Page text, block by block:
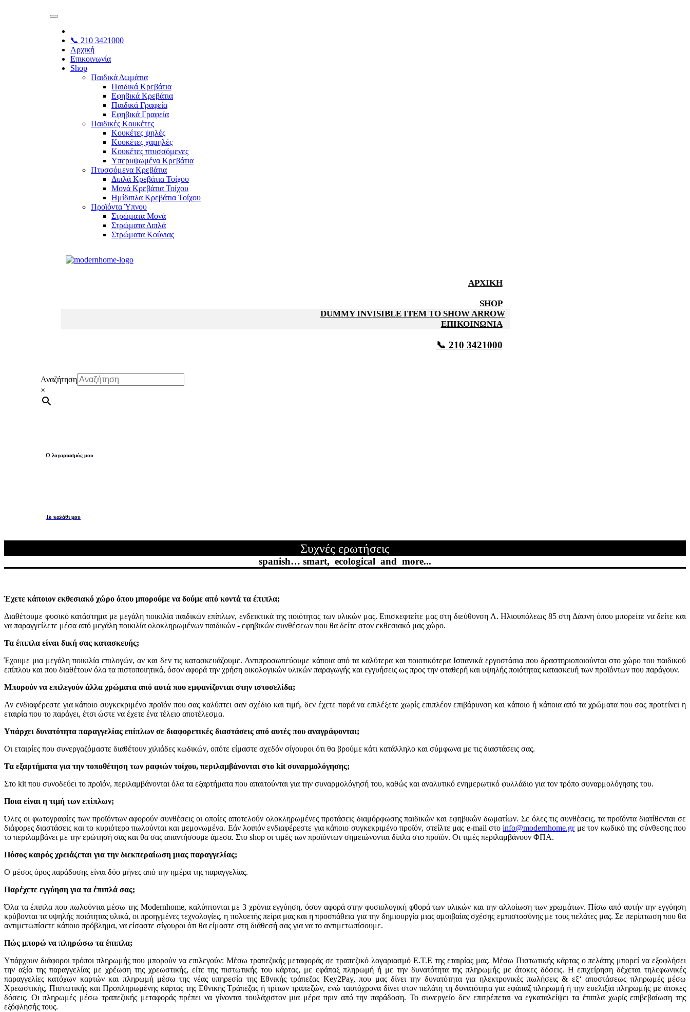
📞 210 3421000
Αρχική
Επικοινωνία
Shop
Παιδικά Δωμάτια
Παιδικά Κρεβάτια
Εφηβικά Κρεβάτια
Παιδικά Γραφεία
Εφηβικά Γραφεία
Παιδικές Κουκέτες
Κουκέτες ψηλές
Κουκέτες χαμηλές
Κουκέτες πτυσσόμενες
Υπερυψωμένα Κρεβάτια
Πτυσσόμενα Κρεβάτια
Διπλά Κρεβάτια Τοίχου
Μονά Κρεβάτια Τοίχου
Ημίδιπλα Κρεβάτια Τοίχου
Προϊόντα Ύπνου
Στρώματα Μονά
Στρώματα Διπλά
Στρώματα Κούνιας
ΑΡΧΙΚΉ
SHOP
DUMMY INVISIBLE ITEM TO SHOW ARROW
ΕΠΙΚΟΙΝΩΝΊΑ
📞 210 3421000
Αναζήτηση
×
Ο λογαριασμός μου
Το καλάθι μου
Συχνές ερωτήσεις
spanish… smart, ecological and more...
Έχετε κάποιον εκθεσιακό χώρο όπου μπορούμε να δούμε από κοντά τα έπιπλα;
Διαθέτουμε φυσικό κατάστημα με μεγάλη ποικιλία παιδικών επίπλων, ενδεικτικά της ποιότητας των υλικών μας. Επισκεφτείτε μας στη διεύθυνση Λ. Ηλιουπόλεως 85 στη Δάφνη όπου μπορείτε ναδείτε και
να παραγγείλετε μέσα από μεγάλη ποικιλία ολοκληρωμένων παιδικών - εφηβικών συνθέσεων που θα δείτε στον εκθεσιακό μας χώρο.
Τα έπιπλα είναι δική σας κατασκευής;
Έχουμε μια μεγάλη ποικιλία επιλογών, αν και δεν τις κατασκευάζουμε. Αντιπροσωπεύουμε κάποια από τα καλύτερα και ποιοτικότερα Ισπανικά εργοστάσια που δραστηριοποιούνται στο χώρο του παιδικού
επίπλου και που διαθέτουν όλα τα πιστοποιητικά, όσον αφορά την χρήση οικολογικών υλικών παραγωγής και εγγυήσεις ως προς την σταθερή και υψηλής ποιότητας κατασκευή των προϊόντων που παράγουν.
Μπορούν να επιλεγούν άλλα χρώματα από αυτά που εμφανίζονται στην ιστοσελίδα;
Αν ενδιαφέρεστε για κάποιο συγκεκριμένο προϊόν που σας καλύπτει σαν σχέδιο και τιμή, δεν έχετε παρά να επιλέξετε χωρίς επιπλέον επιβάρυνση και κάποιο ή κάποια από τα χρώματα που σας προτείνει η
εταιρία που το παράγει, έτσι ώστε να έχετε ένα τέλειο αποτέλεσμα.
Υπάρχει δυνατότητα παραγγελίας επίπλων σε διαφορετικές διαστάσεις από αυτές που αναγράφονται;
Οι εταιρίες που συνεργαζόμαστε διαθέτουν χιλιάδες κωδικών, οπότε είμαστε σχεδόν σίγουροι ότι θα βρούμε κάτι κατάλληλο και σύμφωνα με τις διαστάσεις σας.
Τα εξαρτήματα για την τοποθέτηση των ραφιών τοίχου, περιλαμβάνονται στο kit συναρμολόγησης;
Στο kit που συνοδεύει το προϊόν, περιλαμβάνονται όλα τα εξαρτήματα που απαιτούνται για την συναρμολόγησή του, καθώς και αναλυτικό ενημερωτικό φυλλάδιο για τον τρόπο συναρμολόγησης του.
Ποια είναι η τιμή των επίπλων;
Όλες οι φωτογραφίες των προϊόντων αφορούν συνθέσεις οι οποίες αποτελούν ολοκληρωμένες προτάσεις διαμόρφωσης παιδικών και εφηβικών δωματίων. Σε όλες τις συνθέσεις, τα προϊόντα διατίθενται σε
διάφορες διαστάσεις και το κυριότερο πωλούνται και μεμονωμένα. Εάν λοιπόν ενδιαφέρεστε για κάποιο συγκεκριμένο προϊόν, στείλτε μας e-mail στοinfo@modernhome.gr με τον κωδικό της σύνθεσης που
το περιλαμβάνει με την ερώτησή σας και θα σας απαντήσουμε άμεσα. Στο shop oι τιμές των προϊόντων σημειώνονται δίπλα στο προϊόν. Οι τιμές περιλαμβάνουν ΦΠΑ.
Πόσος καιρός χρειάζεται για την διεκπεραίωση μιας παραγγελίας;
Ο μέσος όρος παράδοσης είναι δύο μήνες από την ημέρα της παραγγελίας.
Παρέχετε εγγύηση για τα έπιπλά σας;
Όλα τα έπιπλα που πωλούνται μέσω της Modernhome, καλύπτονται με 3 χρόνια εγγύηση, όσον αφορά στην φυσιολογική φθορά των υλικών και την αλλοίωση των χρωμάτων. Πίσω από αυτήν την εγγύηση
κρύβονται τα υψηλής ποιότητας υλικά, οι προηγμένες τεχνολογίες, η πολυετής πείρα μας και η προσπάθεια για την δημιουργία μιας αμοιβαίας σχέσης εμπιστοσύνης με τους πελάτες μας. Σε περίπτωση που θα
αντιμετωπίσετε κάποιο πρόβλημα, να είσαστε σίγουροι ότι θα είμαστε στη διάθεσή σας για να το αντιμετωπίσουμε.
Πώς μπορώ να πληρώσω τα έπιπλα;
Υπάρχουν διάφοροι τρόποι πληρωμής που μπορούν να επιλεγούν: Μέσω τραπεζικής μεταφοράς σε τραπεζικό λογαριασμό Ε.Τ.Ε της εταιρίας μας. Μέσω Πιστωτικής κάρτας ο πελάτης μπορεί να εξοφλήσει
την αξία της παραγγελίας με χρέωση της χρεωστικής, είτε της πιστωτικής του κάρτας, με εφάπαξ πληρωμή ή με την δυνατότητα της πληρωμής με άτοκες δόσεις. Η επιχείρηση δέχεται τηλεφωνικές
παραγγελίες κατόχων καρτών και πληρωμή μέσω της νέας υπηρεσία της Εθνικής τράπεζας Key2Pay, που μας δίνει την δυνατότητα για ηλεκτρονικές πωλήσεις & εξ‘ αποστάσεως πληρωμές μέσω
Χρεωστικής, Πιστωτικής και Προπληρωμένης κάρτας της Εθνικής Τράπεζας ή τρίτων τραπεζών, ενώ ταυτόχρονα δίνει στον πελάτη τη δυνατότητα για εφάπαξ πληρωμή ή την ευελιξία πληρωμής με άτοκες
δόσεις. Οι πληρωμές μέσω τραπεζικής μεταφοράς πρέπει να γίνονται τουλάχιστον μια μέρα πριν από την παράδοση. Το συνεργείο δεν επιτρέπεται να εγκαταλείψει τα έπιπλα χωρίς επιβεβαίωση της
εξόφλησής τους.